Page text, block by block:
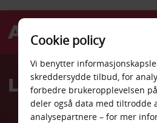
Welcome
AvisLeiebil Livonia
Cookie policy
Vi benytter
skreddersydde tilbud, for
forbedre brukeropplevelsen
deler også data med tiltrodde
analysepartnere – for mer